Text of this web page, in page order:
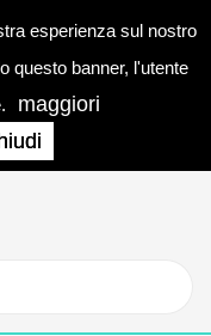
esperienza sul nostro
questo banner, l'utente
maggiori
0